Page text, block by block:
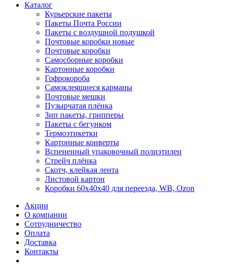
Каталог
Курьерские пакеты
Пакеты Почта России
Пакеты с воздушной подушкой
Почтовые коробки новые
Почтовые коробки
Самосборные коробки
Картонные коробки
Гофрокороба
Самоклеящиеся карманы
Почтовые мешки
Пузырчатая плёнка
Зип пакеты, грипперы
Пакеты с бегунком
Термоэтикетки
Картонные конверты
Вспененный упаковочный полиэтилен
Стрейч плёнка
Скотч, клейкая лента
Листовой картон
Коробки 60х40х40 для переезда, WB, Ozon
Акции
О компании
Сотрудничество
Оплата
Доставка
Контакты